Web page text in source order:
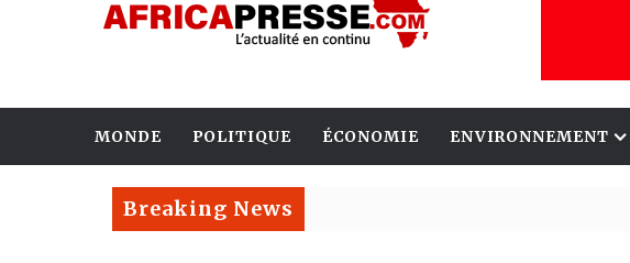
MONDE POLITIQUE ÉCONOMIE ENVIRONNEMENT
Breaking News